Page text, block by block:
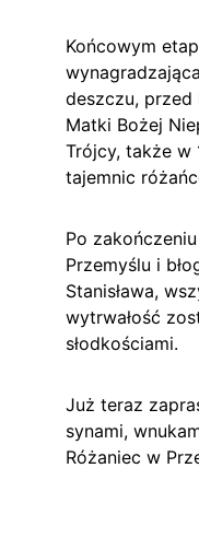
Końcowym
deszczu,
Matki Bożej
Trójcy, także w
tajemnic
Po
Przemyślu i
Stanisława,
wytrwałość
słodkościami.
Już teraz
synami,
Różaniec w